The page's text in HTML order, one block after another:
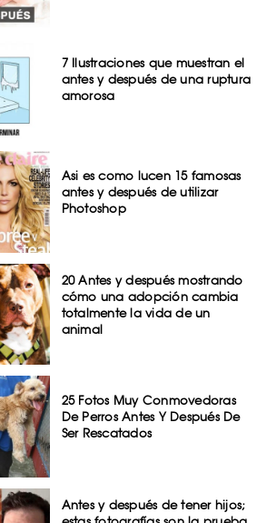
7 Ilustraciones que muestran el
antes y después de una ruptura
amorosa
Asi es como lucen 15 famosas
antes y después de utilizar
Photoshop
20 Antes y después mostrando
cómo una adopción cambia
totalmente la vida de un
animal
25 Fotos Muy Conmovedoras
De Perros Antes Y Después De
Ser Rescatados
Antes y después de tener hijos;